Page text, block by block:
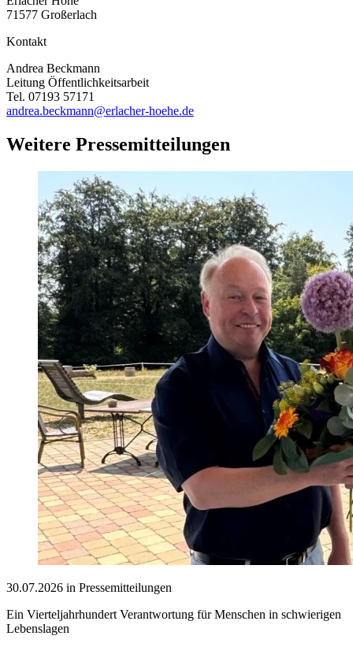
71577 Großerlach
Kontakt
Andrea Beckmann
Leitung Öffentlichkeitsarbeit
Tel. 07193 57171
andrea.beckmann@erlacher-hoehe.de
Weitere Pressemitteilungen
30.07.2026 in Pressemitteilungen
Ein Vierteljahrhundert Verantwortung für Menschen in schwierigen
Lebenslagen